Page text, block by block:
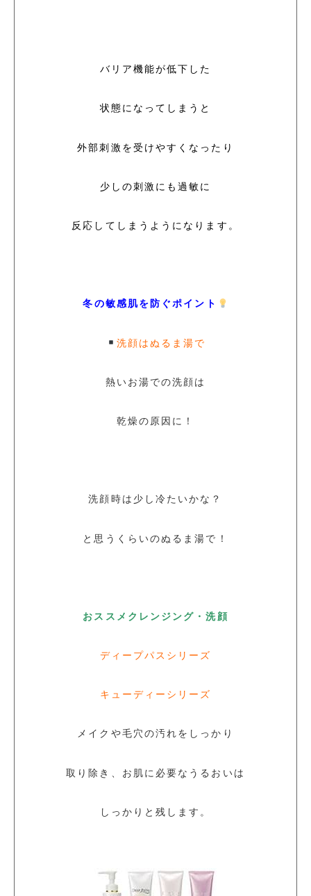
バリア機能が低下した
状態になってしまうと
外部刺激を受けやすくなったり
少しの刺激にも過敏に
反応してしまうようになります。
冬の敏感肌を防ぐポイント
洗顔はぬるま湯で
熱いお湯での洗顔は
乾燥の原因に！
洗顔時は少し冷たいかな？
と思うくらいのぬるま湯で！
おススメクレンジング・洗顔
ディープパスシリーズ
キューディーシリーズ
メイクや毛穴の汚れをしっかり
取り除き、お肌に必要なうるおいは
しっかりと残します。